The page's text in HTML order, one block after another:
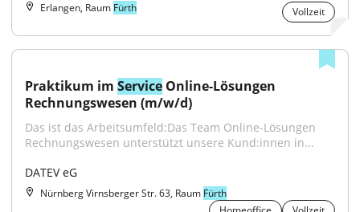
Erlangen, Raum Fürth Vollzeit
Praktikum im Service Online-Lösungen
Rechnungswesen (m/w/d)
Das ist das Arbeitsumfeld:Das Team Online-Lösungen
Rechnungswesen unterstützt unsere Kund:innen in...
DATEV eG
Nürnberg Virnsberger Str. 63, Raum Fürth